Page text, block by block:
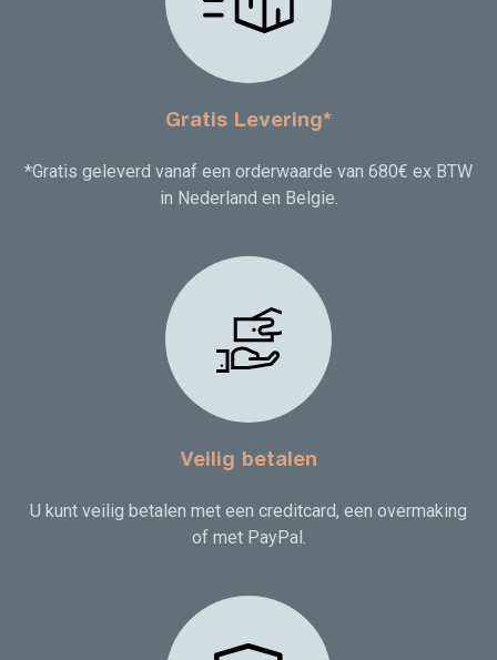
Gratis Levering*
*Gratis geleverd vanaf een orderwaarde van 680€ ex BTW
in Nederland en Belgie.
Veilig betalen
U kunt veilig betalen met een creditcard, een overmaking
of met PayPal.